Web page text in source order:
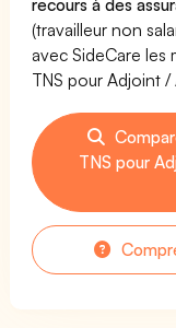
(travailleur non
avec SideCare les
TNS pour Adjoint
TNS pour